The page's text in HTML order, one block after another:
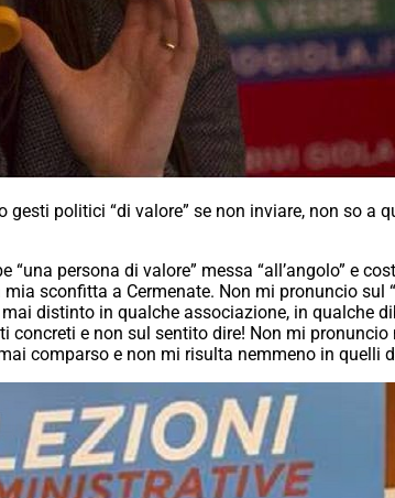
politici “di valore” se non inviare, non so a
persona di valore” messa “all’angolo” e
sconfitta a Cermenate. Non mi pronuncio sul
distinto in qualche associazione, in qualche
e non sul sentito dire! Non mi
comparso e non mi risulta nemmeno in quelli